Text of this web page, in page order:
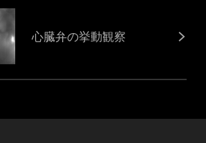
心臓弁の挙動観察